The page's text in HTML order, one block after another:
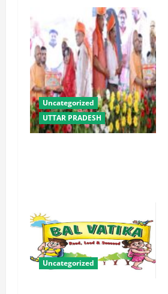
Uncategorized
UTTAR PRADESH
Uncategorized